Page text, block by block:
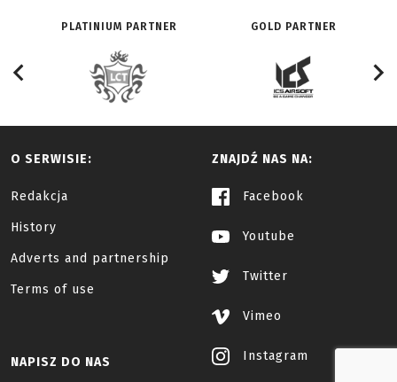
PLATINIUM PARTNER GOLD PARTNER
O SERWISIE:
Redakcja
History
Adverts and partnership
Terms of use
ZNAJDŹ NAS NA:
Facebook
Youtube
Twitter
Vimeo
Instagram
NAPISZ DO NAS